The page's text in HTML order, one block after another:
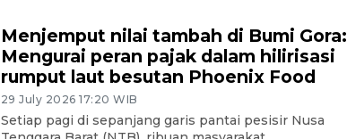
Menjemput nilai tambah di Bumi Gora:
Mengurai peran pajak dalam hilirisasi
rumput laut besutan Phoenix Food
29 July 2026 17:20 WIB
Setiap pagi di sepanjang garis pantai pesisir Nusa